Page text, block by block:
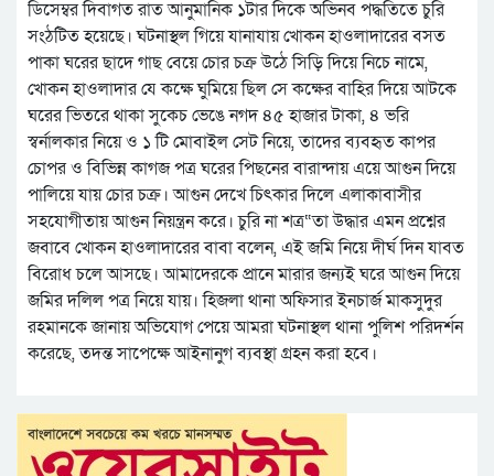
ডিসেম্বর দিবাগত রাত আনুমানিক ১টার দিকে অভিনব পদ্ধতিতে চুরি
সংঠটিত হয়েছে। ঘটনাস্থল গিয়ে যানাযায় খোকন হাওলাদারের বসত
পাকা ঘরের ছাদে গাছ বেয়ে চোর চক্র উঠে সিড়ি দিয়ে নিচে নামে,
খোকন হাওলাদার যে কক্ষে ঘুমিয়ে ছিল সে কক্ষের বাহির দিয়ে আটকে
ঘরের ভিতরে থাকা সুকেচ ভেঙে নগদ ৪৫ হাজার টাকা, ৪ ভরি
স্বর্নালকার নিয়ে ও ১ টি মোবাইল সেট নিয়ে, তাদের ব্যবহৃত কাপর
চোপর ও বিভিন্ন কাগজ পত্র ঘরের পিছনের বারান্দায় এয়ে আগুন দিয়ে
পালিয়ে যায় চোর চক্র। আগুন দেখে চিৎকার দিলে এলাকাবাসীর
সহযোগীতায় আগুন নিয়ন্ত্রন করে। চুরি না শত্র“তা উদ্ধার এমন প্রশ্নের
জবাবে খোকন হাওলাদারের বাবা বলেন, এই জমি নিয়ে দীর্ঘ দিন যাবত
বিরোধ চলে আসছে। আমাদেরকে প্রানে মারার জন্যই ঘরে আগুন দিয়ে
জমির দলিল পত্র নিয়ে যায়। হিজলা থানা অফিসার ইনচার্জ মাকসুদুর
রহমানকে জানায় অভিযোগ পেয়ে আমরা ঘটনাস্থল থানা পুলিশ পরিদর্শন
করেছে, তদন্ত সাপেক্ষে আইনানুগ ব্যবস্থা গ্রহন করা হবে।